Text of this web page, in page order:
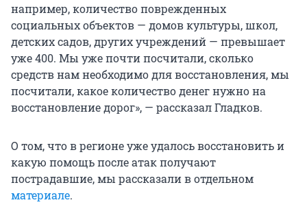
например, количество поврежденных
социальных объектов — домов культуры, школ,
детских садов, других учреждений — превышает
уже 400. Мы уже почти посчитали, сколько
средств нам необходимо для восстановления, мы
посчитали, какое количество денег нужно на
восстановление дорог», — рассказал Гладков.
О том, что в регионе уже удалось восстановить и
какую помощь после атак получают
пострадавшие, мы рассказали в отдельном
материале.